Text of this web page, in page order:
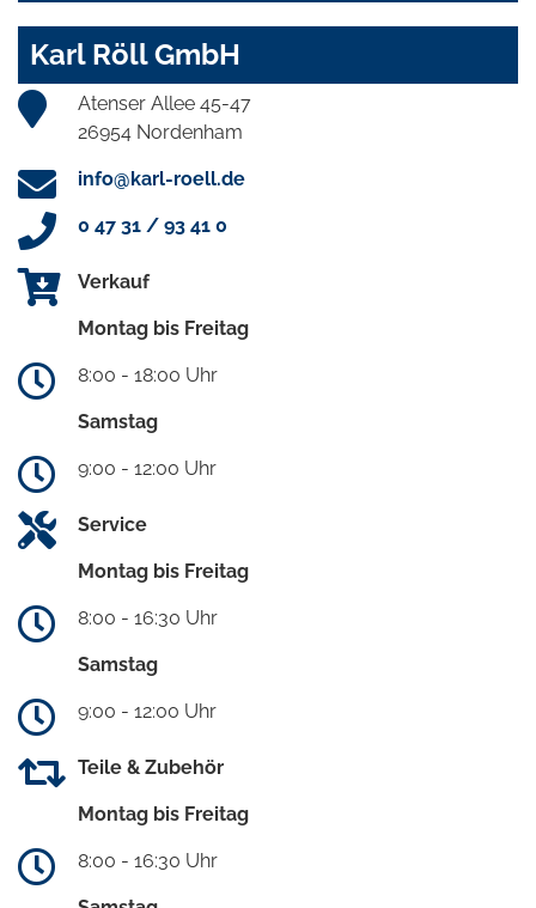
Karl Röll GmbH
Atenser Allee 45-47
26954 Nordenham
info@karl-roell.de
0 47 31 / 93 41 0
Verkauf
Montag bis Freitag
8:00 - 18:00 Uhr
Samstag
9:00 - 12:00 Uhr
Service
Montag bis Freitag
8:00 - 16:30 Uhr
Samstag
9:00 - 12:00 Uhr
Teile & Zubehör
Montag bis Freitag
8:00 - 16:30 Uhr